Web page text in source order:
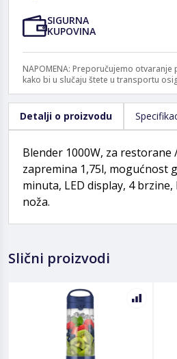
SIGURNA
KUPOVINA
NAPOMENA: Preporučujemo
kako bi u slučaju štete u transportu
Detalji o proizvodu
Blender 1000W, za restorane
zapremina 1,75l, mogućnost
minuta, LED display, 4
noža.
Slični proizvodi